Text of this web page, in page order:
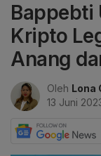
Bappebti
Kripto
Anang
Oleh Lona
13 Juni